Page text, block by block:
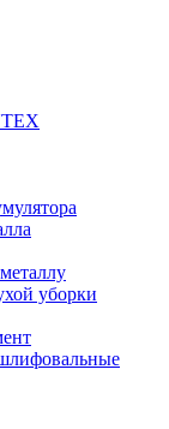
уборки